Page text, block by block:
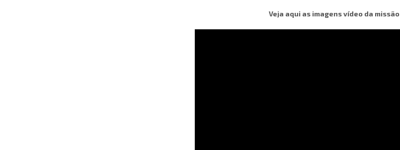
Veja aqui as imagens vídeo da missão